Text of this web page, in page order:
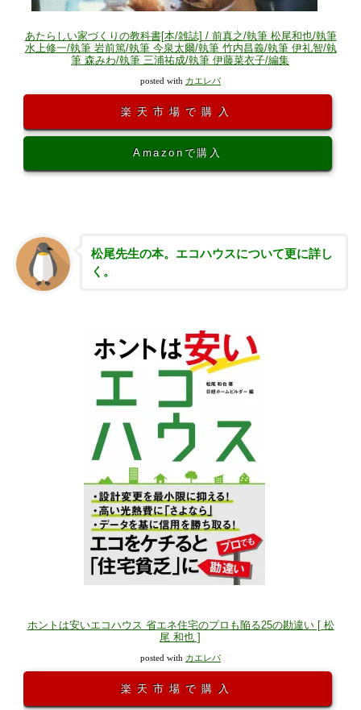
あたらしい家づくりの教科書[本/雑誌] / 前真之/執筆 松尾和也/執筆
水上修一/執筆 岩前篤/執筆 今泉太爾/執筆 竹内昌義/執筆 伊礼智/執
筆 森みわ/執筆 三浦祐成/執筆 伊藤菜衣子/編集
posted with カエレバ
楽天市場で購入
Amazonで購入
松尾先生の本。エコハウスについて更に詳し
く。
ホントは安いエコハウス 省エネ住宅のプロも陥る25の勘違い [ 松
尾 和也 ]
posted with カエレバ
楽天市場で購入